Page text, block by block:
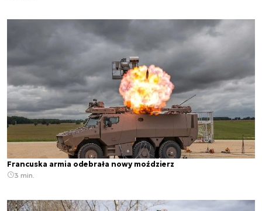
Francuska armia odebrała nowy moździerz
3 min.